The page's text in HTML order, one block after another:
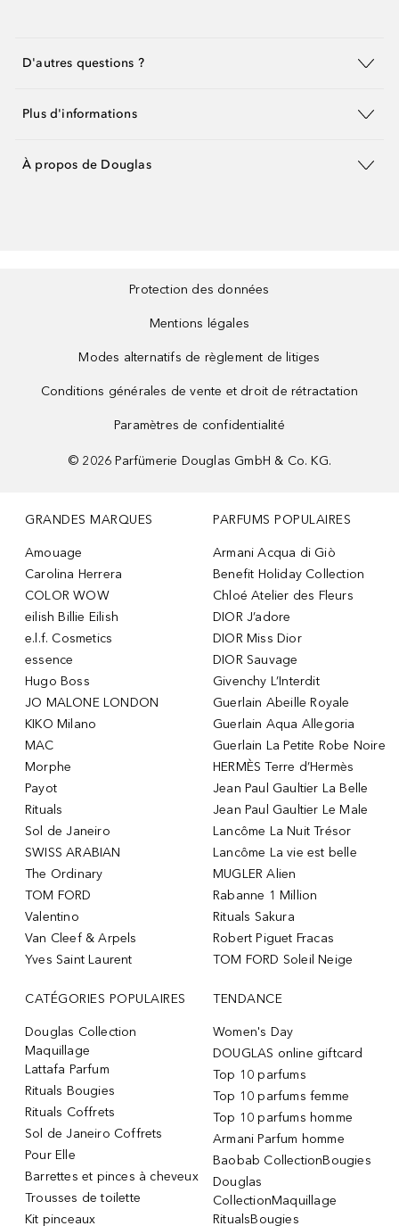
D'autres questions ?
Plus d'informations
À propos de Douglas
Protection des données
Mentions légales
Modes alternatifs de règlement de litiges
Conditions générales de vente et droit de rétractation
Paramètres de confidentialité
© 2026 Parfümerie Douglas GmbH & Co. KG.
GRANDES MARQUES
Amouage
Carolina Herrera
COLOR WOW
eilish Billie Eilish
e.l.f. Cosmetics
essence
Hugo Boss
JO MALONE LONDON
KIKO Milano
MAC
Morphe
Payot
Rituals
Sol de Janeiro
SWISS ARABIAN
The Ordinary
TOM FORD
Valentino
Van Cleef & Arpels
Yves Saint Laurent
PARFUMS POPULAIRES
Armani Acqua di Giò
Benefit Holiday Collection
Chloé Atelier des Fleurs
DIOR J’adore
DIOR Miss Dior
DIOR Sauvage
Givenchy L’Interdit
Guerlain Abeille Royale
Guerlain Aqua Allegoria
Guerlain La Petite Robe Noire
HERMÈS Terre d’Hermès
Jean Paul Gaultier La Belle
Jean Paul Gaultier Le Male
Lancôme La Nuit Trésor
Lancôme La vie est belle
MUGLER Alien
Rabanne 1 Million
Rituals Sakura
Robert Piguet Fracas
TOM FORD Soleil Neige
CATÉGORIES POPULAIRES
Douglas Collection
Maquillage
Lattafa Parfum
Rituals Bougies
Rituals Coffrets
Sol de Janeiro Coffrets
Pour Elle
Barrettes et pinces à cheveux
Trousses de toilette
Kit pinceaux
TENDANCE
Women's Day
DOUGLAS online giftcard
Top 10 parfums
Top 10 parfums femme
Top 10 parfums homme
Armani Parfum homme
Baobab CollectionBougies
Douglas
CollectionMaquillage
RitualsBougies